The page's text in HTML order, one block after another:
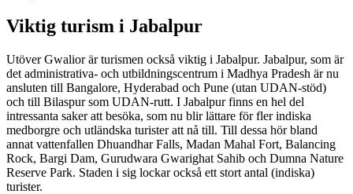
Viktig turism i Jabalpur
Utöver Gwalior är turismen också viktig i Jabalpur. Jabalpur, som är
det administrativa- och utbildningscentrum i Madhya Pradesh är nu
ansluten till Bangalore, Hyderabad och Pune (utan UDAN-stöd)
och till Bilaspur som UDAN-rutt. I Jabalpur finns en hel del
intressanta saker att besöka, som nu blir lättare för fler indiska
medborgre och utländska turister att nå till. Till dessa hör bland
annat vattenfallen Dhuandhar Falls, Madan Mahal Fort, Balancing
Rock, Bargi Dam, Gurudwara Gwarighat Sahib och Dumna Nature
Reserve Park. Staden i sig lockar också ett stort antal (indiska)
turister.